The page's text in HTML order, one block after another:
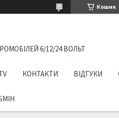
Кошик
6/12/24 ВОЛЬТ
КОНТАКТИ ВІДГУКИ